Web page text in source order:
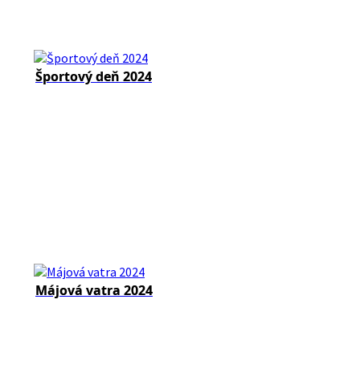
Športový deň 2024
Májová vatra 2024